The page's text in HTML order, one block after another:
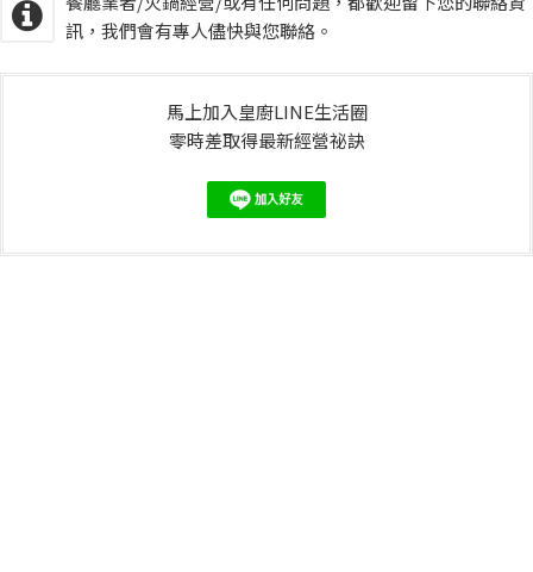
訊，我們會有專人儘快與您聯絡。
馬上加入皇廚LINE生活圈
零時差取得最新經營祕訣